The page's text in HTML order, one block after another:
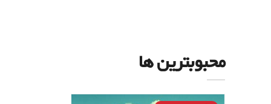
محبوبترین ها